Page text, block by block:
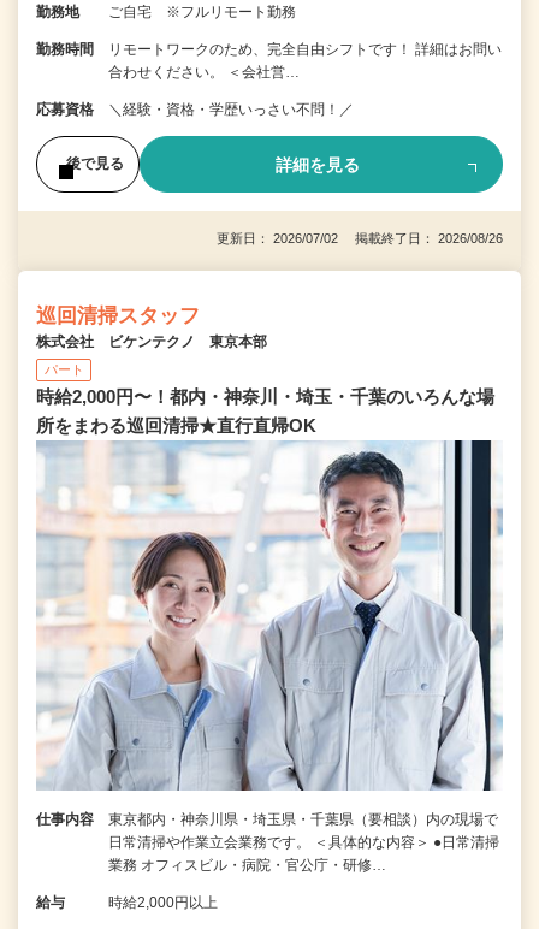
勤務地 ご自宅 ※フルリモート勤務
勤務時間
リモートワークのため、完全自由シフトです！ 詳細はお問い
合わせください。 ＜会社営…
応募資格 ＼経験・資格・学歴いっさい不問！／
後で見る 詳細を見る
更新日： 2026/07/02 掲載終了日： 2026/08/26
巡回清掃スタッフ
株式会社 ビケンテクノ 東京本部
パート
時給2,000円〜！都内・神奈川・埼玉・千葉のいろんな場
所をまわる巡回清掃★直行直帰OK
仕事内容
東京都内・神奈川県・埼玉県・千葉県（要相談）内の現場で
日常清掃や作業立会業務です。 ＜具体的な内容＞ ●日常清掃
業務 オフィスビル・病院・官公庁・研修…
給与 時給2,000円以上